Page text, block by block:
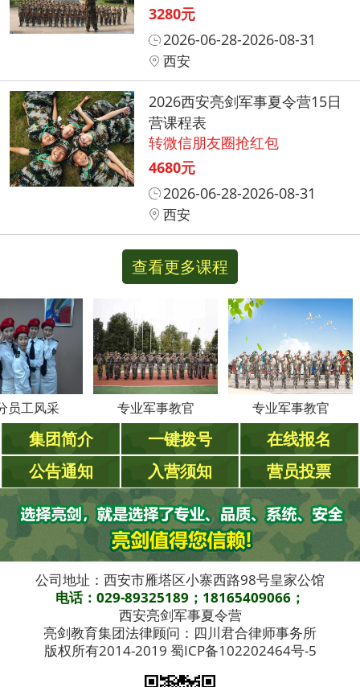
3280元
2026-06-28-2026-08-31
西安
2026西安亮剑军事夏令营15日
营课程表
转微信朋友圈抢红包
4680元
2026-06-28-2026-08-31
西安
查看更多课程
采 专业军事教官 专业军事教官
集团简介 一键拨号
在线报名
公告通知
入营须知 营员投票
公司地址：西安市雁塔区小寨西路98号皇家公馆
电话：029-89325189；18165409066；
西安亮剑军事夏令营
亮剑教育集团法律顾问：四川君合律师事务所
版权所有2014-2019 蜀ICP备102202464号-5